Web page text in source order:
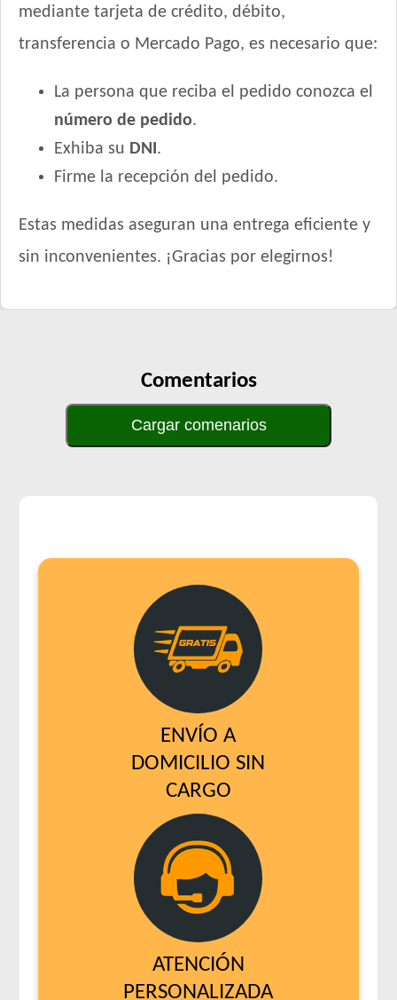
mediante tarjeta de crédito, débito,
transferencia o Mercado Pago, es necesario que:
La persona que reciba el pedido conozca el
número de pedido.
Exhiba su DNI .
Firme la recepción del pedido.
Estas medidas aseguran una entrega eficiente y
sin inconvenientes. ¡Gracias por elegirnos!
Comentarios
Cargar comenarios
ENVÍO A
DOMICILIO SIN
CARGO
ATENCIÓN
PERSONALIZADA